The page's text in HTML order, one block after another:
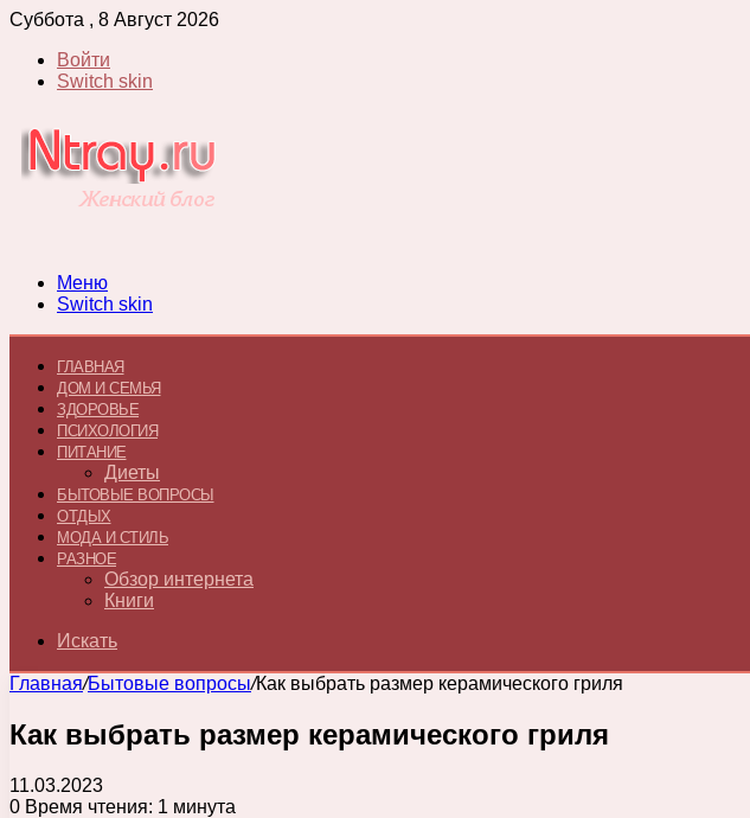
Суббота , 8 Август 2026
Войти
Switch skin
Меню
Switch skin
ГЛАВНАЯ
ДОМ И СЕМЬЯ
ЗДОРОВЬЕ
ПСИХОЛОГИЯ
ПИТАНИЕ
Диеты
БЫТОВЫЕ ВОПРОСЫ
ОТДЫХ
МОДА И СТИЛЬ
РАЗНОЕ
Обзор интернета
Книги
Искать
Главная/Бытовые вопросы/Как выбрать размер керамического гриля
Как выбрать размер керамического гриля
11.03.2023
0 Время чтения: 1 минута